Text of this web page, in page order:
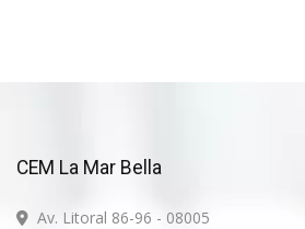
CEM La Mar Bella
Av. Litoral 86-96 - 08005